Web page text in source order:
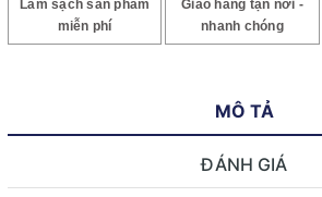
Làm sạch sản phẩm
miễn phí
Giao hàng tận nơi -
nhanh chóng
MÔ TẢ
ĐÁNH GIÁ